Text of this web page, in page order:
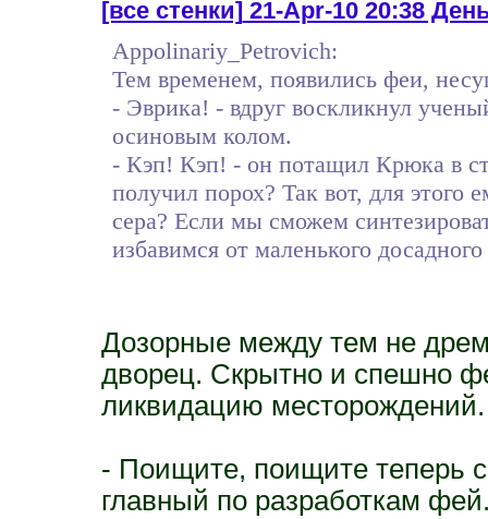
[все стенки]21-Apr-10 20:38
Appolinariy_Petrovich:
Тем временем, появились феи,
- Эврика! - вдруг воскликнул
осиновым колом.
- Кэп! Кэп! - он потащил Крюка в
получил порох? Так вот, для этого
сера? Если мы сможем
избавимся от маленького
Дозорные между тем не
дворец. Скрытно и спешно
ликвидацию месторождений.
- Поищите, поищите теперь
главный по разработкам